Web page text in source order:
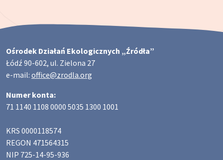
Ośrodek Działań Ekologicznych „Źródła”
Łódź 90-602, ul. Zielona 27
e-mail: office@zrodla.org
Numer konta:
71 1140 1108 0000 5035 1300 1001
KRS 0000118574
REGON 471564315
NIP 725-14-95-936